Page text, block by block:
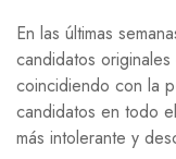
En las últimas
candidatos
coincidiendo con la
candidatos en todo
más intolerante y